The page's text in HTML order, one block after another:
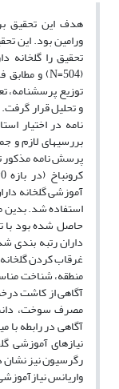
هدف این تحقیق
ورامین بود. این
تحقیق را گلخانه
و تحلیل قرار
نامه در اختیار
بررسی­های لازم و
پرسش نامه مذکور
آموزشی گلخانه
حاصل شده بود با
داران رتبه بندی
غرقاب کردن
منطقه، شناخت
آگاهی از کاشت
مصرف سوخت،
آگاهی در رابطه با
نیازهای آموزشی
واریانس